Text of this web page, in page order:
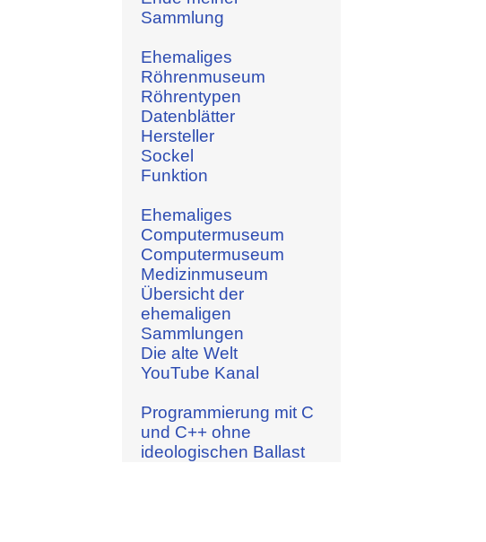
Sammlung
Ehemaliges
Röhrenmuseum
Röhrentypen
Datenblätter
Hersteller
Sockel
Funktion
Ehemaliges
Computermuseum
Computermuseum
Medizinmuseum
Übersicht der
ehemaligen
Sammlungen
Die alte Welt
YouTube Kanal
Programmierung mit C
und C++ ohne
ideologischen Ballast